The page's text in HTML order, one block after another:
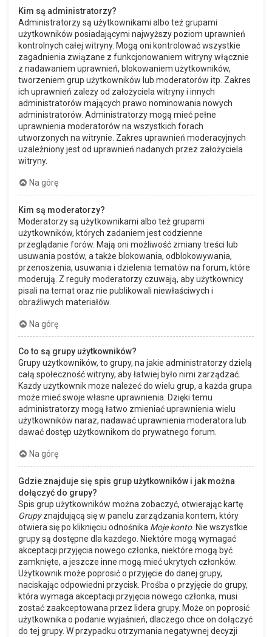
Kim są administratorzy?
Administratorzy są użytkownikami albo też grupami
użytkowników posiadającymi najwyższy poziom uprawnień
kontrolnych całej witryny. Mogą oni kontrolować wszystkie
zagadnienia związane z funkcjonowaniem witryny włącznie
z nadawaniem uprawnień, blokowaniem użytkowników,
tworzeniem grup użytkowników lub moderatorów itp. Zakres
ich uprawnień zależy od założyciela witryny i innych
administratorów mających prawo nominowania nowych
administratorów. Administratorzy mogą mieć pełne
uprawnienia moderatorów na wszystkich forach
utworzonych na witrynie. Zakres uprawnień moderacyjnych
uzależniony jest od uprawnień nadanych przez założyciela
witryny.
Na górę
Kim są moderatorzy?
Moderatorzy są użytkownikami albo też grupami
użytkowników, których zadaniem jest codzienne
przeglądanie forów. Mają oni możliwość zmiany treści lub
usuwania postów, a także blokowania, odblokowywania,
przenoszenia, usuwania i dzielenia tematów na forum, które
moderują. Z reguły moderatorzy czuwają, aby użytkownicy
pisali na temat oraz nie publikowali niewłaściwych i
obraźliwych materiałów.
Na górę
Co to są grupy użytkowników?
Grupy użytkowników, to grupy, na jakie administratorzy dzielą
całą społeczność witryny, aby łatwiej było nimi zarządzać.
Każdy użytkownik może należeć do wielu grup, a każda grupa
może mieć swoje własne uprawnienia. Dzięki temu
administratorzy mogą łatwo zmieniać uprawnienia wielu
użytkowników naraz, nadawać uprawnienia moderatora lub
dawać dostęp użytkownikom do prywatnego forum.
Na górę
Gdzie znajduje się spis grup użytkowników i jak można
dołączyć do grupy?
Spis grup użytkowników można zobaczyć, otwierając kartę
Grupyznajdującą się w panelu zarządzania kontem, który
otwiera się po kliknięciu odnośnika Moje konto. Nie wszystkie
grupy są dostępne dla każdego. Niektóre mogą wymagać
akceptacji przyjęcia nowego członka, niektóre mogą być
zamknięte, a jeszcze inne mogą mieć ukrytych członków.
Użytkownik może poprosić o przyjęcie do danej grupy,
naciskając odpowiedni przycisk. Prośba o przyjęcie do grupy,
która wymaga akceptacji przyjęcia nowego członka, musi
zostać zaakceptowana przez lidera grupy. Może on poprosić
użytkownika o podanie wyjaśnień, dlaczego chce on dołączyć
do tej grupy. W przypadku otrzymania negatywnej decyzji